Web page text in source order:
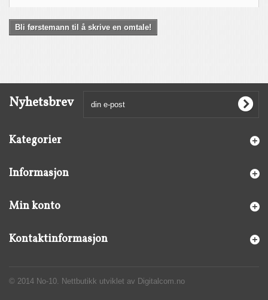
Bli førstemann til å skrive en omtale!
Nyhetsbrev
Kategorier
Informasjon
© 2014 No-10. Nettbutikk utviklet av Digitalcom.no
Min konto
Kontaktinformasjon